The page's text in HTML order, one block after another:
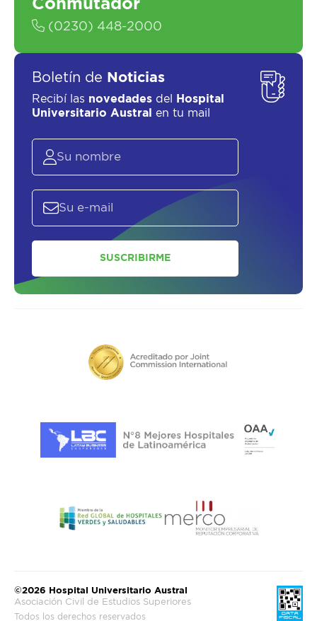
Conmutador
(0230) 448-2000
Boletín de Noticias
Recibí las novedades del
Hospital
Universitario Austral
en tu mail
SUSCRIBIRME
©2026 Hospital Universitario Austral
Asociación Civil de Estudios Superiores
Todos los derechos reservados